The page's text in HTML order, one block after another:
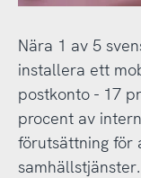
Nära 1 av 5
installera ett
postkonto - 17
procent av
förutsättning för
samhällstjänster.